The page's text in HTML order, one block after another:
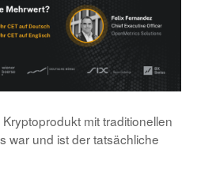
mit traditionellen
war und ist der tatsächliche